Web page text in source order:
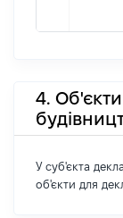
4.
У суб'єкта
об'єкти для